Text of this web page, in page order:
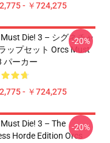
- ￥724,275
Die! 3 – シグネチャ
ップセット Orcs Must
パーカー
- ￥724,275
-20%
Die! 3 – The
Horde Edition Orcs
-20%